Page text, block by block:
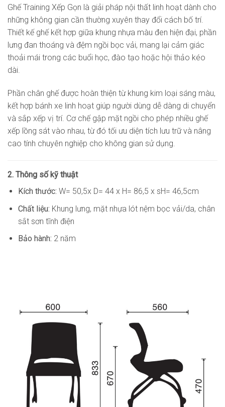
Ghế Training Xếp Gọn là giải pháp nội thất linh hoạt dành cho
những không gian cần thường xuyên thay đổi cách bố trí.
Thiết kế ghế kết hợp giữa khung nhựa màu đen hiện đại, phần
lưng đan thoáng và đệm ngồi bọc vải, mang lại cảm giác
thoải mái trong các buổi học, đào tạo hoặc hội thảo kéo
dài.
Phần chân ghế được hoàn thiện từ khung kim loại sáng màu,
kết hợp bánh xe linh hoạt giúp người dùng dễ dàng di chuyển
và sắp xếp vị trí. Cơ chế gập mặt ngồi cho phép nhiều ghế
xếp lồng sát vào nhau, từ đó tối ưu diện tích lưu trữ và nâng
cao tính chuyên nghiệp cho không gian sử dụng.
2. Thông số kỹ thuật
Kích thước: W= 50,5x D= 44 x H= 86,5 x sH= 46,5cm
Chất liệu: Khung lưng, mặt nhựa lót nệm bọc vải/da, chân
sắt sơn tĩnh điện
Bảo hành: 2 năm